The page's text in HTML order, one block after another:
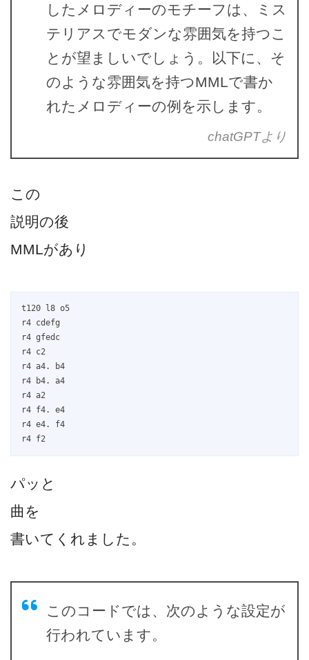
したメロディーのモチーフは、ミス
テリアスでモダンな雰囲気を持つこ
とが望ましいでしょう。以下に、そ
のような雰囲気を持つMMLで書か
れたメロディーの例を示します。
chatGPTより
この
説明の後
MMLがあり
t120 l8 o5
r4 cdefg
r4 gfedc
r4 c2
r4 a4. b4
r4 b4. a4
r4 a2
r4 f4. e4
r4 e4. f4
r4 f2
パッと
曲を
書いてくれました。
このコードでは、次のような設定が
行われています。